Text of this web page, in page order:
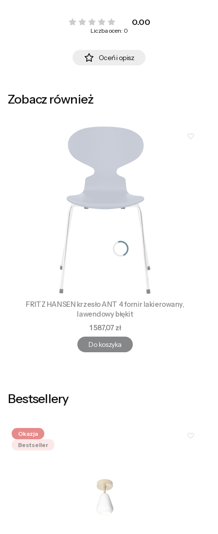
0.00
Liczba ocen: 0
Oceń i opisz
Zobacz również
FRITZ HANSEN krzesło ANT 4 fornir lakierowany,
lawendowy błękit
Cena
1 587,07 zł
Do koszyka
Bestsellery
Okazja
Bestseller